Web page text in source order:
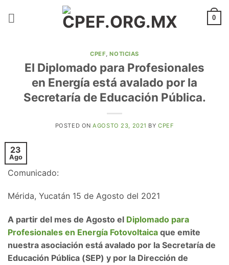
0
CPEF,NOTICIAS
El Diplomado para Profesionales
en Energía está avalado por la
Secretaría de Educación Pública.
POSTED ONAGOSTO 23, 2021 BY CPEF
23
Ago
Comunicado:
Mérida, Yucatán 15 de Agosto del 2021
A partir del mes de Agosto el Diplomado para
Profesionales en Energía Fotovoltaica que emite
nuestra asociación está avalado por la Secretaría de
Educación Pública (SEP) y por la Dirección de